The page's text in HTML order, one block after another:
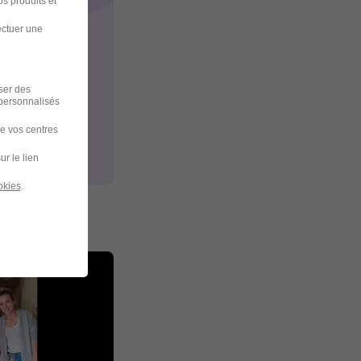
une
des
vos centres
le lien
.